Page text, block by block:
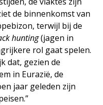
de binnenkomst van
terwijl bij de
hunting(jagen in
rol gaat spelen.
dat, gezien de
in Eurazië, de
jaar geleden zijn